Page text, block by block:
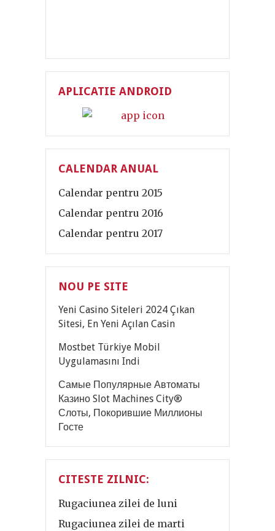
APLICATIE ANDROID
CALENDAR ANUAL
Calendar pentru 2015
Calendar pentru 2016
Calendar pentru 2017
NOU PE SITE
Yeni Casino Siteleri 2024 Çıkan
Sitesi, En Yeni Açılan Casin
Mostbet Türkiye Mobil
Uygulamasını Indi
Самые Популярные Автоматы
Казино Slot Machines City®
Слоты, Покорившие Миллионы
Госте
CITESTE ZILNIC:
Rugaciunea zilei de luni
Rugaciunea zilei de marti